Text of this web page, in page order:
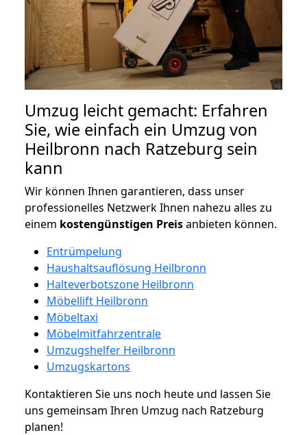
Umzug leicht gemacht: Erfahren
Sie, wie einfach ein Umzug von
Heilbronn nach Ratzeburg sein
kann
Wir können Ihnen garantieren, dass unser
professionelles Netzwerk Ihnen nahezu alles zu
einem kostengünstigen Preisanbieten können.
Entrümpelung
Haushaltsauflösung Heilbronn
Halteverbotszone Heilbronn
Möbellift Heilbronn
Möbeltaxi
Möbelmitfahrzentrale
Umzugshelfer Heilbronn
Umzugskartons
Kontaktieren Sie uns noch heute und lassen Sie
uns gemeinsam Ihren Umzug nach Ratzeburg
planen!